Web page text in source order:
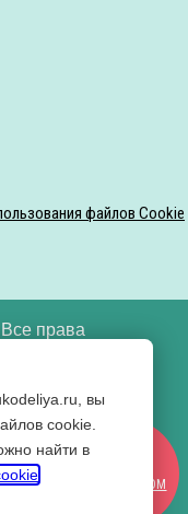
УЧАСТНИКОМ
файлов Cookie
права
7721640592
вы
cookie.
найти в